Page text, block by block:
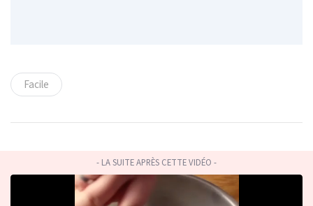
Facile
- LA SUITE APRÈS CETTE VIDÉO -